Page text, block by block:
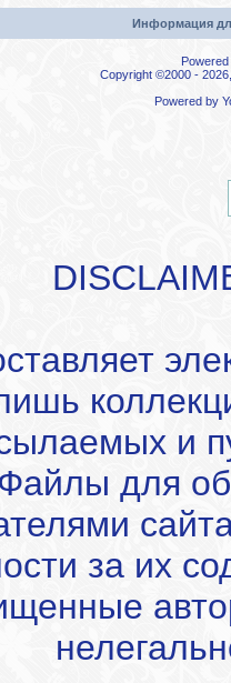
Информация
Copyright ©2000 -
Powered by
и
для
за их